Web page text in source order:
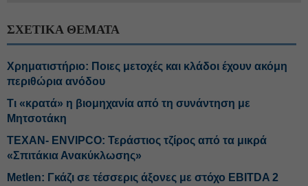
ΣΧΕΤΙΚΑ ΘΕΜΑΤΑ
Χρηματιστήριο: Ποιες μετοχές και κλάδοι έχουν ακόμη
περιθώρια ανόδου
Τι «κρατά» η βιομηχανία από τη συνάντηση με
Μητσοτάκη
ΤΕΧΑΝ- ENVIPCO: Τεράστιος τζίρος από τα μικρά
«Σπιτάκια Ανακύκλωσης»
Metlen: Γκάζι σε τέσσερις άξονες με στόχο EBITDA 2